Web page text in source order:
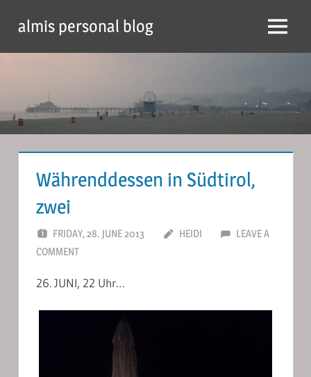
content
almis personal blog Menu
Währenddessen in Südtirol,
zwei
FRIDAY, 28. JUNE 2013 HEIDI
LEAVE A
COMMENT
26. JUNI, 22 Uhr…